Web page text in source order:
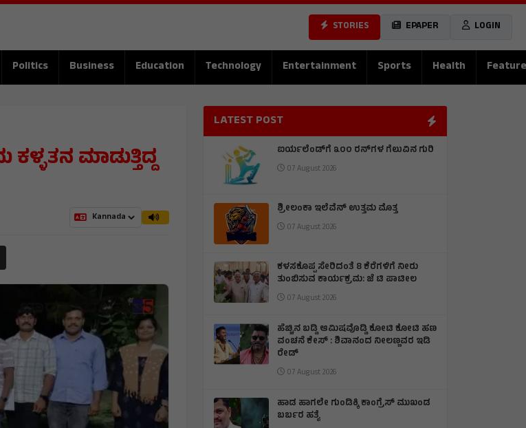
STORIES EPAPER LOGIN
Politics Business Education Technology Entertainment Sports Health Feature
ಮಾಡುತ್ತಿದ್ದ
LATEST POST
ಐರ್ಯಲೆಂಡ್‌ಗೆ ೩೦೦ ರನ್‌ಗಳ ಗೆಲುವಿನ ಗುರಿ
07 August 2026
ಶ್ರೀಲಂಕಾ ಇಲೆವೆನ್ ಉತ್ತಮ ಮೊತ್ತ
07 August 2026
ಕಳಸಕೊಪ್ಪ ಸೇರಿದಂತೆ 8 ಕೆರೆಗಳಿಗೆ ನೀರು
ತುಂಬಿಸುವ ಕಾರ್ಯಕ್ರಮ: ಜೆ ಟಿ ಪಾಟೀಲ
07 August 2026
ಹೆಚ್ಚಿನ ಬಡ್ಡಿ ಆಮಿಷವೊಡ್ಡಿ ಕೋಟಿ ಕೋಟಿ ಹಣ
ವಂಚನೆ ಕೇಸ್ : ಶಿವಾನಂದ ನೀಲಣ್ಣವರ ಇಡಿ
ರೇಡ್
07 August 2026
ಹಾಡ ಹಾಗಲೇ ಗುಂಡಿಕ್ಕಿ ಕಾಂಗ್ರೆಸ್ ಮುಖಂಡ
ಬರ್ಬರ ಹತ್ಯೆ